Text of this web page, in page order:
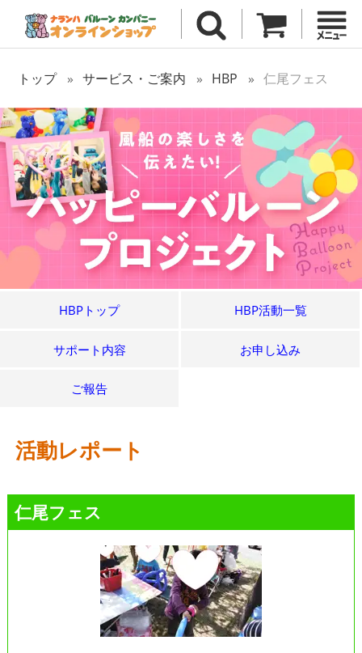
トップ サービス・ご案内 HBP 仁尾フェス
HBPトップ HBP活動一覧
サポート内容 お申し込み
ご報告
活動レポート
仁尾フェス